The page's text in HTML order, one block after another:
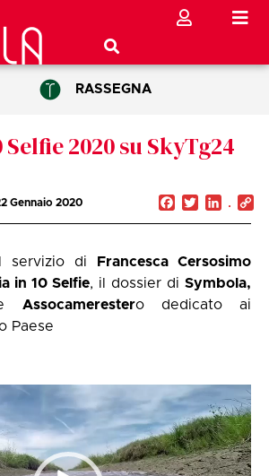
RASSEGNA
Selfie 2020 su SkyTg24
Gennaio 2020 Facebook
Twitter
servizio di
Francesca Cersosimo
in 10 Selfie, il dossier di Symbola,
Assocamerestero dedicato ai
Paese